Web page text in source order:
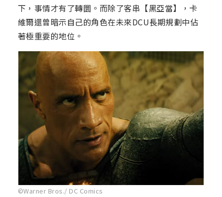
下，事情才有了轉圜。而除了客串【黑亞當】，卡
維爾還曾暗示自己的角色在未來DCU長期規劃中佔
著極重要的地位。
©Warner Bros./ DC Comics